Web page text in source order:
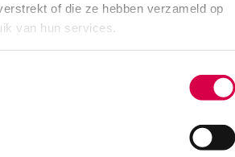
of die ze hebben verzameld op
van hun services.
mail Anca Contactformulier